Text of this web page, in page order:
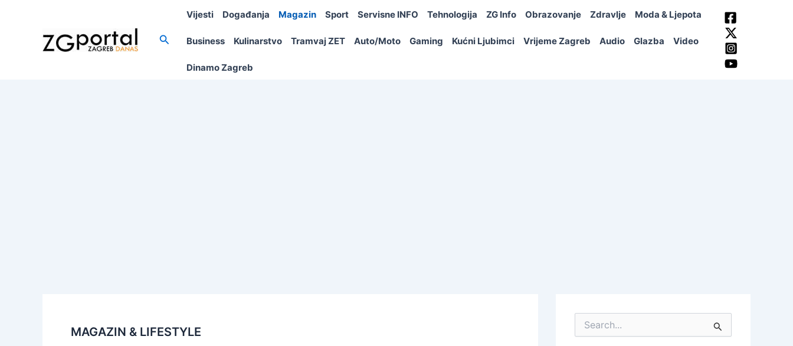
Search
Vijesti Događanja Magazin Sport Servisne INFO Tehnologija ZG Info Obrazovanje Zdravlje Moda & Ljepota
Business Kulinarstvo Tramvaj ZET Auto/Moto Gaming Kućni Ljubimci Vrijeme Zagreb Audio Glazba Video
Dinamo Zagreb
MAGAZIN & LIFESTYLE